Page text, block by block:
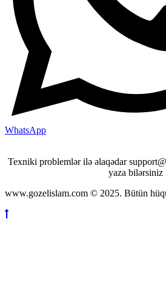
WhatsApp
Texniki problemlər ilə əlaqədar
yaza bilərsiniz
www.gozelislam.com © 2025. Bütün